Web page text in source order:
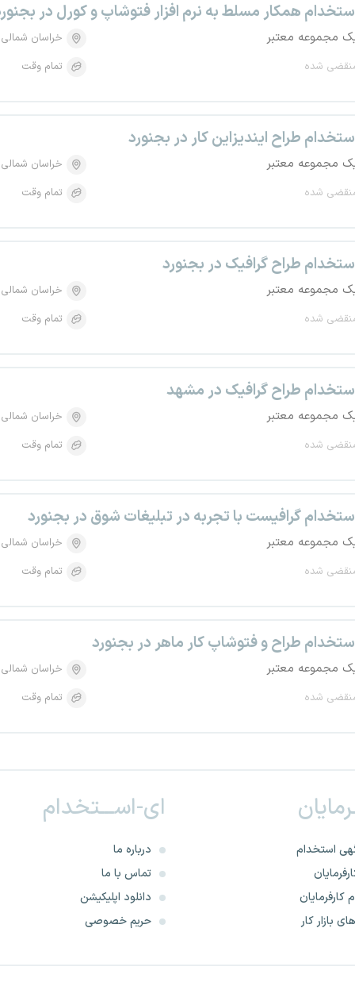
همکار مسلط به نرم افزار فتوشاپ و کورل در
مجموعه معتبر
شده
خراسان شمالی
تمام وقت
طراح ایندیزاین کار در بجنورد
مجموعه معتبر
شده
خراسان شمالی
تمام وقت
طراح گرافیک در بجنورد
مجموعه معتبر
شده
خراسان شمالی
تمام وقت
طراح گرافیک در مشهد
مجموعه معتبر
شده
خراسان شمالی
تمام وقت
گرافیست با تجربه در تبلیغات شوق در بجنورد
مجموعه معتبر
شده
خراسان شمالی
تمام وقت
طراح و فتوشاپ کار ماهر در بجنورد
مجموعه معتبر
شده
خراسان شمالی
تمام وقت
استخدام
کارفرمایان
بازار کار
ای-اســـتخدام
درباره ما
تماس با ما
دانلود اپلیکیشن
حریم خصوصی